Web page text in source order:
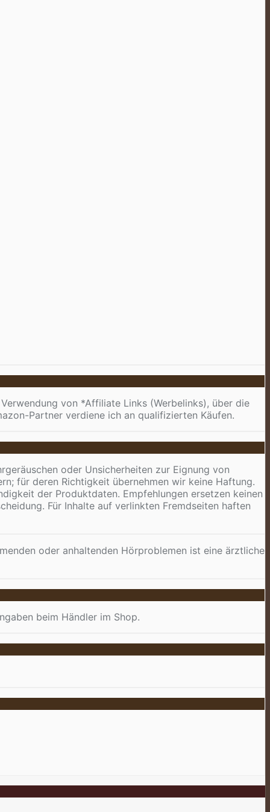
von *Affiliate Links (Werbelinks), über die
Partner verdiene ich an qualifizierten Käufen.
oder Unsicherheiten zur Eignung von
für deren Richtigkeit übernehmen wir keine Haftung.
der Produktdaten. Empfehlungen ersetzen keinen
Für Inhalte auf verlinkten Fremdseiten haften
oder anhaltenden Hörproblemen ist eine ärztliche
beim Händler im Shop.